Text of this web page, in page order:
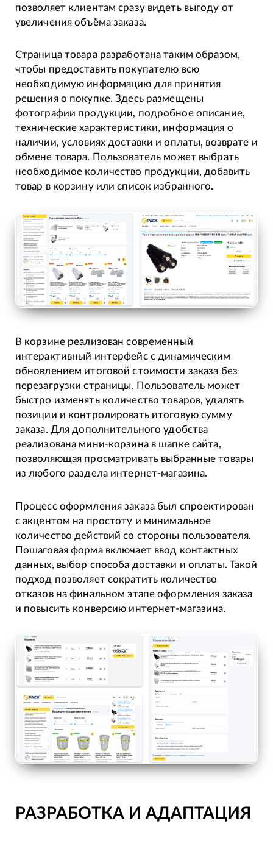
позволяет клиентам сразу видеть выгоду от
увеличения объёма заказа.
Страница товара разработана таким образом,
чтобы предоставить покупателю всю
необходимую информацию для принятия
решения о покупке. Здесь размещены
фотографии продукции, подробное описание,
технические характеристики, информация о
наличии, условиях доставки и оплаты, возврате и
обмене товара. Пользователь может выбрать
необходимое количество продукции, добавить
товар в корзину или список избранного.
В корзине реализован современный
интерактивный интерфейс с динамическим
обновлением итоговой стоимости заказа без
перезагрузки страницы. Пользователь может
быстро изменять количество товаров, удалять
позиции и контролировать итоговую сумму
заказа. Для дополнительного удобства
реализована мини-корзина в шапке сайта,
позволяющая просматривать выбранные товары
из любого раздела интернет-магазина.
Процесс оформления заказа был спроектирован
с акцентом на простоту и минимальное
количество действий со стороны пользователя.
Пошаговая форма включает ввод контактных
данных, выбор способа доставки и оплаты. Такой
подход позволяет сократить количество
отказов на финальном этапе оформления заказа
и повысить конверсию интернет-магазина.
РАЗРАБОТКА И АДАПТАЦИЯ